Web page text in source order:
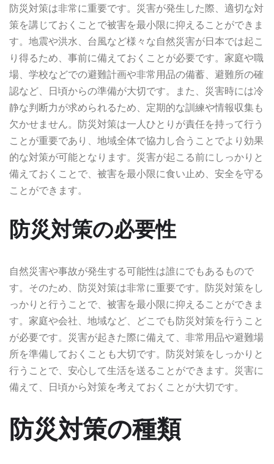
防災対策は非常に重要です。災害が発生した際、適切な対
策を講じておくことで被害を最小限に抑えることができま
す。地震や洪水、台風など様々な自然災害が日本では起こ
り得るため、事前に備えておくことが必要です。家庭や職
場、学校などでの避難計画や非常用品の備蓄、避難所の確
認など、日頃からの準備が大切です。また、災害時には冷
静な判断力が求められるため、定期的な訓練や情報収集も
欠かせません。防災対策は一人ひとりが責任を持って行う
ことが重要であり、地域全体で協力し合うことでより効果
的な対策が可能となります。災害が起こる前にしっかりと
備えておくことで、被害を最小限に食い止め、安全を守る
ことができます。
防災対策の必要性
自然災害や事故が発生する可能性は誰にでもあるもので
す。そのため、防災対策は非常に重要です。防災対策をし
っかりと行うことで、被害を最小限に抑えることができま
す。家庭や会社、地域など、どこでも防災対策を行うこと
が必要です。災害が起きた際に備えて、非常用品や避難場
所を準備しておくことも大切です。防災対策をしっかりと
行うことで、安心して生活を送ることができます。災害に
備えて、日頃から対策を考えておくことが大切です。
防災対策の種類